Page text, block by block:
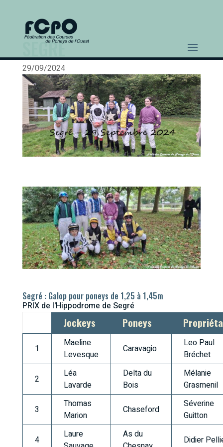
SEGRÉ
29/09/2024
Segré : Galop pour poneys de 1,25 à 1,45m
PRIX de l'Hippodrome de Segré
Jockeys Poneys
1
Maeline
Levesque
Caravagio
Leo Paul
Bréchet
2
Léa
Lavarde
Delta du
Bois
Mélanie
Grasmenil
3
Thomas
Marion
Chaseford
Séverine
Guitton
4
Laure
As du
Didier